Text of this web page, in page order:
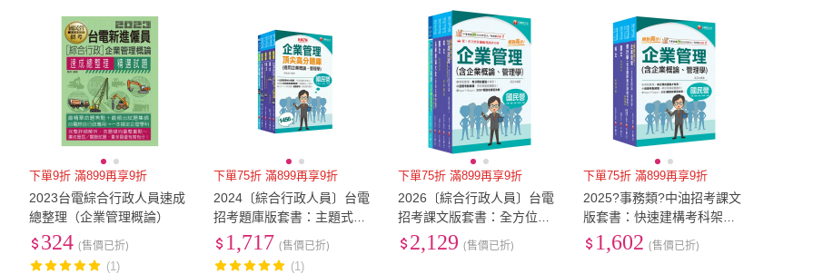
超商付款
1
下單9折 滿899再享9折
2023台電綜合行政人員速成
總整理（企業管理概論）
324 (售價已折)
(1)
下單75折 滿899再享9折
2024〔綜合行政人員〕台電
招考題庫版套書：主題式實
戰演練，考古題絕對完備！
1,717 (售價已折)
(1)
下單75折 滿899再享9折
2026〔綜合行政人員〕台電
招考課文版套書：全方位參
考書 含括趨勢分析與準備方
向！
2,129 (售價已折)
下單75折 滿899再享9折
2025?事務類?中油招考課文
版套書：快速建構考科架構
重點複習和多元題解
1,602 (售價已折)